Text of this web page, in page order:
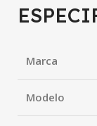
Marca
Modelo